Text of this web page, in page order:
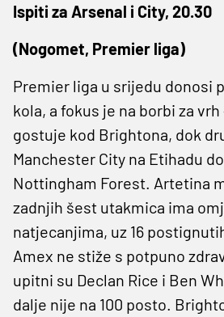
Ispiti za Arsenal i City, 20.30
(Nogomet, Premier liga)
Premier liga u srijedu donosi
kola, a fokus je na borbi za
gostuje kod Brightona, dok
Manchester City na Etihadu
Nottingham Forest. Artetina
zadnjih šest utakmica ima
natjecanjima, uz 16
Amex ne stiže s potpuno
upitni su Declan Rice i Ben
dalje nije na 100 posto.